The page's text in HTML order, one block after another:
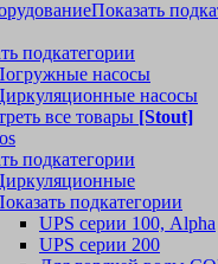
Показать
подкатегории
насосы
насосы
все товары [Stout]
подкатегории
подкатегории
UPS серии 100, Alpha
UPS серии 200